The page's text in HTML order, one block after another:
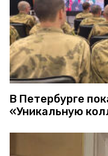
В Петербурге
«Уникальную